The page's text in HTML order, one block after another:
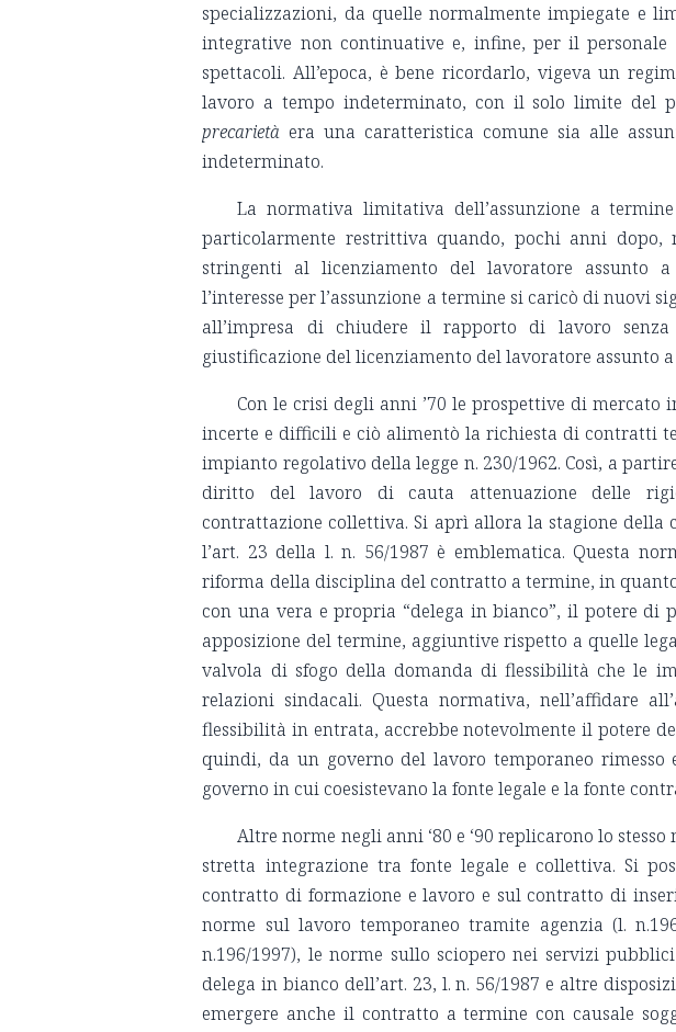
specializzazioni, da quelle normalmente impiegate e
integrative non continuative e, infine, per il
spettacoli. All’epoca, è bene ricordarlo, vigeva un
lavoro a tempo indeterminato, con il solo limite del
precarietà era una caratteristica comune sia alle
indeterminato.
La normativa limitativa dell’assunzione a
particolarmente restrittiva quando, pochi anni dopo,
stringenti al licenziamento del lavoratore assunto
l’interesse per l’assunzione a termine si caricò di nuovi
all’impresa di chiudere il rapporto di lavoro
giustificazione del licenziamento del lavoratore assunto
Con le crisi degli anni ’70 le prospettive di mercato
incerte e difficili e ciò alimentò la richiesta di contratti
impianto regolativo della legge n. 230/1962. Così, a
diritto del lavoro di cauta attenuazione delle
contrattazione collettiva. Si aprì allora la stagione della
l’art. 23 della l. n. 56/1987 è emblematica. Questa
riforma della disciplina del contratto a termine, in
con una vera e propria “delega in bianco”, il potere di
apposizione del termine, aggiuntive rispetto a quelle
valvola di sfogo della domanda di flessibilità che le
relazioni sindacali. Questa normativa, nell’affidare
flessibilità in entrata, accrebbe notevolmente il potere
quindi, da un governo del lavoro temporaneo rimesso
governo in cui coesistevano la fonte legale e la fonte
Altre norme negli anni ‘80 e ‘90 replicarono lo
stretta integrazione tra fonte legale e collettiva. Si
contratto di formazione e lavoro e sul contratto di
norme sul lavoro temporaneo tramite agenzia (l.
n.196/1997), le norme sullo sciopero nei servizi
delega in bianco dell’art. 23, l. n. 56/1987 e altre
emergere anche il contratto a termine con causale